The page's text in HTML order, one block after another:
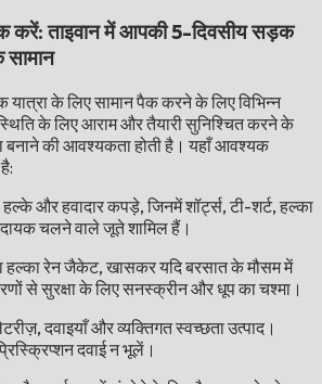
करें: ताइवान में आपकी 5-दिवसीय सड़क
यात्रा के लिए सामान पैक करने के लिए विभिन्न
के लिए आराम और तैयारी सुनिश्चित करने के
की आवश्यकता होती है। यहाँ आवश्यक
और हवादार कपड़े, जिनमें शॉर्ट्स, टी-शर्ट, हल्का
चलने वाले जूते शामिल हैं।
हल्का रेन जैकेट, खासकर यदि बरसात के मौसम में
से सुरक्षा के लिए सनस्क्रीन और धूप का चश्मा।
दवाइयाँ और व्यक्तिगत स्वच्छता उत्पाद।
दवाई न भूलें।